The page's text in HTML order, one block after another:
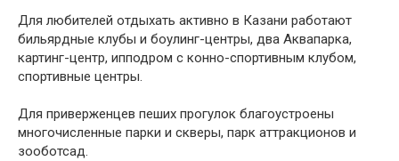
Для любителей отдыхать активно в Казани работают
бильярдные клубы и боулинг-центры, два Аквапарка,
картинг-центр, ипподром с конно-спортивным клубом,
спортивные центры.
Для приверженцев пеших прогулок благоустроены
многочисленные парки и скверы, парк аттракционов и
зооботсад.